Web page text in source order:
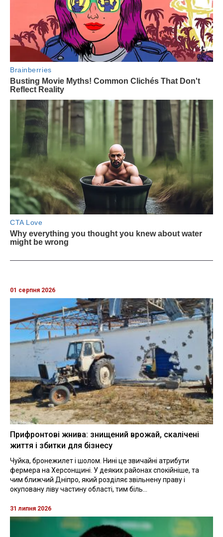
01 серпня 2026
Прифронтові жнива: знищений врожай, скалічені
життя і збитки для бізнесу
Чуйка, бронежилет і шолом. Нині це звичайні атрибути
фермера на Херсонщині. У деяких районах спокійніше, та
чим ближчий Дніпро, який розділяє звільнену праву і
окуповану ліву частину області, тим біль...
31 липня 2026